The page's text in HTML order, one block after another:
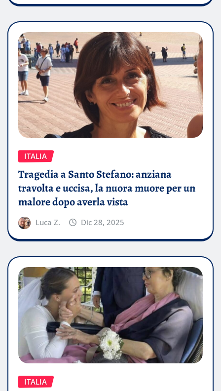
ITALIA
Tragedia a Santo Stefano: anziana
travolta e uccisa, la nuora muore per un
malore dopo averla vista
Luca Z. Dic 28, 2025
ITALIA